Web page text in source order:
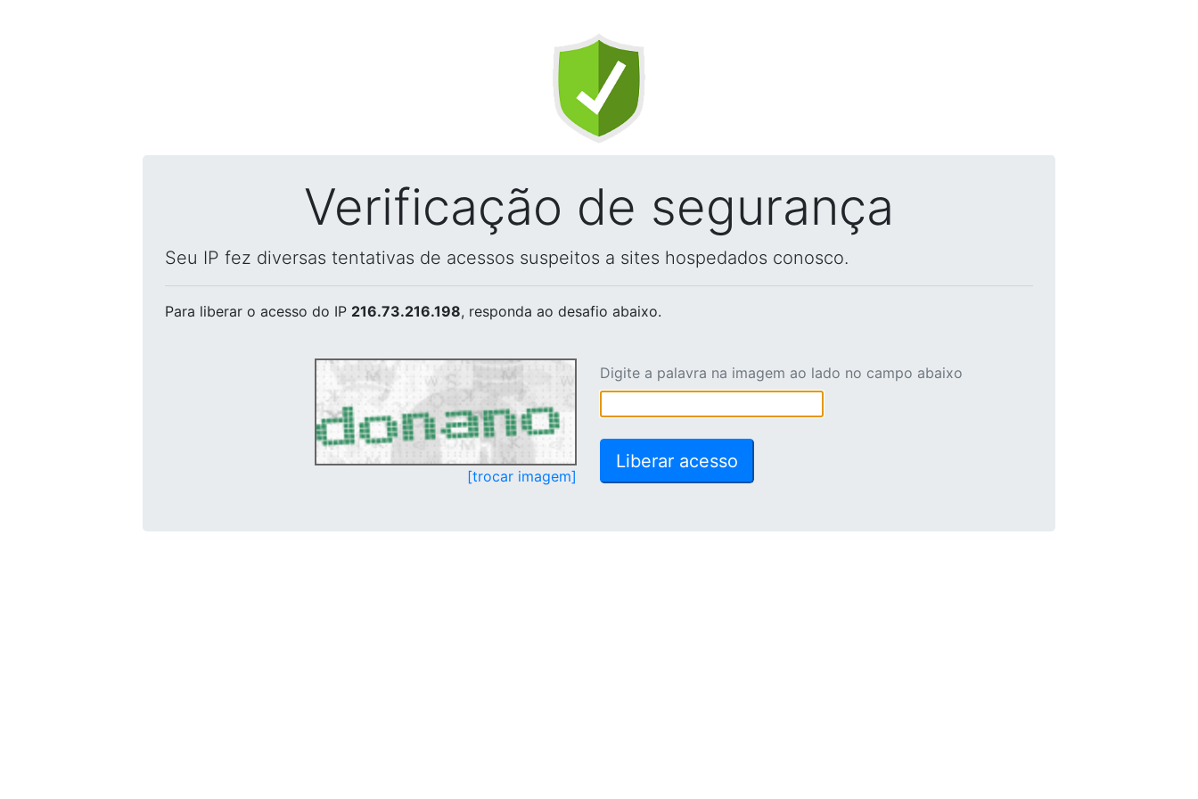
Verificação de segurança
Seu IP fez diversas tentativas de acessos suspeitos a sites hospedados conosco.
Para liberar o acesso do IP 216.73.216.198, responda ao desafio abaixo.
[trocar imagem]
Digite a palavra na imagem ao lado no campo abaixo